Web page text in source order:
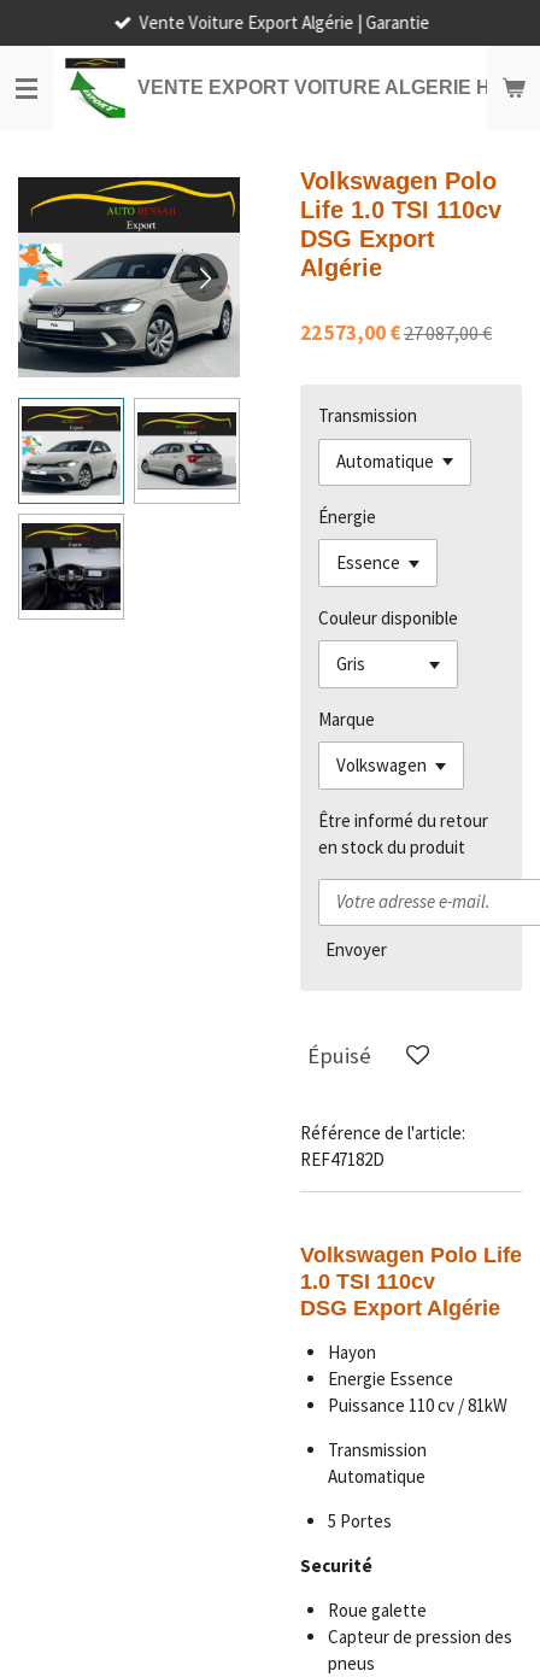
au
contenu
principal
VENTE EXPORT VOITURE ALGERIE HORS
Vente Voiture Export Algérie | Garantie
Volkswagen Polo
Life 1.0 TSI 110cv
DSG Export
Algérie
22 573,00 €27 087,00 €
Transmission
Énergie
Couleur disponible
Marque
Être informé du retour
en stock du produit
Envoyer
Épuisé
Référence de l'article:
REF47182D
Volkswagen Polo Life
1.0 TSI 110cv
DSG Export Algérie
Hayon
Energie Essence
Puissance 110 cv / 81kW
Transmission
Automatique
5 Portes
Securité
Roue galette
Capteur de pression des
pneus